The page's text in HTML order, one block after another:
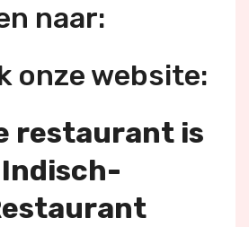
naar:
onze website:
restaurant is